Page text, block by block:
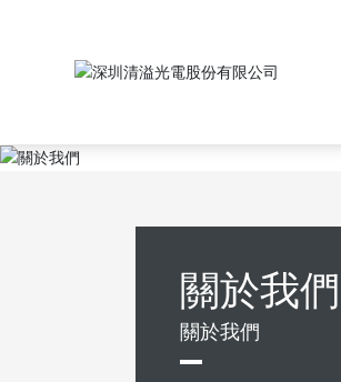
關於我們
關於我們